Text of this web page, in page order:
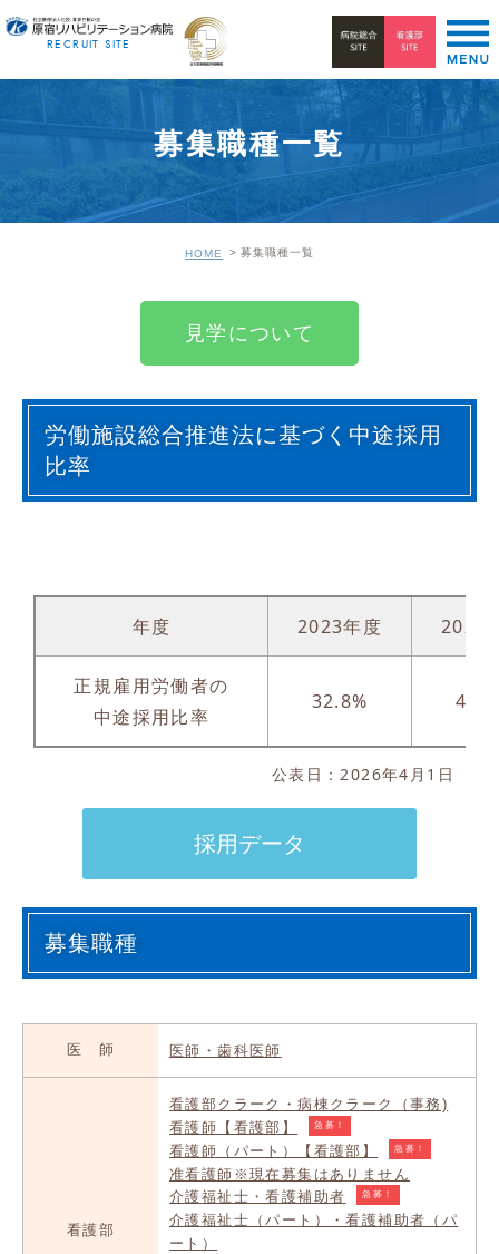
RECRUIT SITE
募集職種一覧
HOME 募集職種一覧
見学について
労働施設総合推進法に基づく中途採用
比率
年度 2023年度 2024
正規雇用労働者の
中途採用比率
32.8%
公表日：2026年4月1日
採用データ
募集職種
医 師 医師・歯科医師
看護部
看護部クラーク・病棟クラーク（事務)
看護師【看護部】
急募！
看護師（パート）【看護部】 急募！
准看護師※現在募集はありません
介護福祉士・看護補助者
急募！
介護福祉士（パート）・看護補助者（パ
ート）